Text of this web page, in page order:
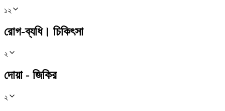
১২
রোগ-ব্যধি। চিকিৎসা
২
দোয়া - জিকির
২